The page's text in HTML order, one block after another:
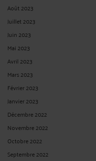
Août 2023
Juillet 2023
Juin 2023
Mai 2023
Avril 2023
Mars 2023
Février 2023
Janvier 2023
Décembre 2022
Novembre 2022
Octobre 2022
Septembre 2022